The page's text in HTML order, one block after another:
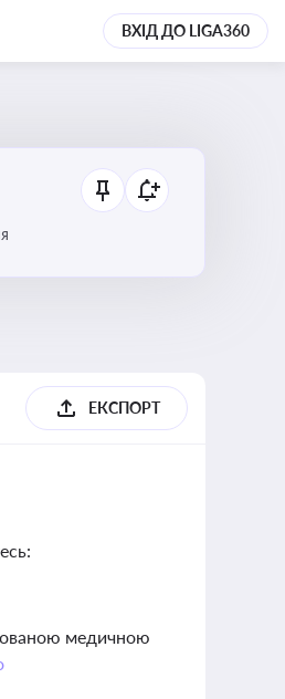
ВХІД ДО LIGA360
ЕКСПОРТ
медичною